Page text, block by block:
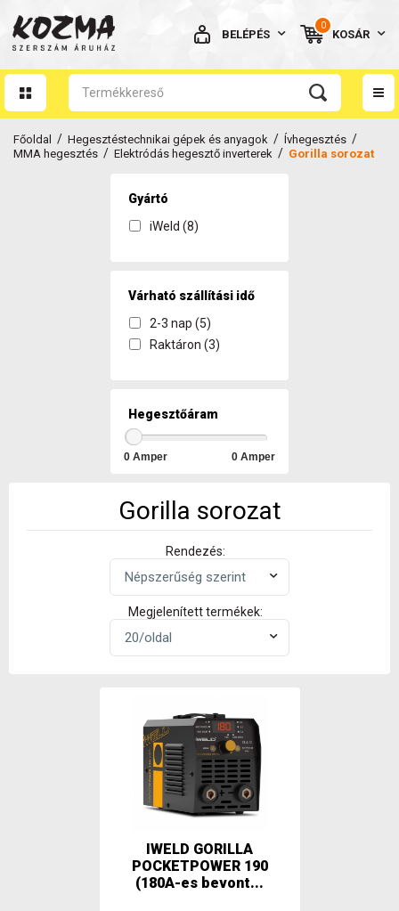
BELÉPÉS
BELÉPÉS
NINCS MÉG FIÓKOM
0
KOSÁR
Főoldal / Hegesztéstechnikai gépek és anyagok / Ívhegesztés /
MMA hegesztés / Elektródás hegesztő inverterek / Gorilla sorozat
Gyártó
iWeld (8)
Várható szállítási idő
2-3 nap (5)
Raktáron (3)
Hegesztőáram
Gorilla sorozat
Rendezés:
Megjelenített termékek:
IWELD GORILLA
POCKETPOWER 190
(180A-es bevont...